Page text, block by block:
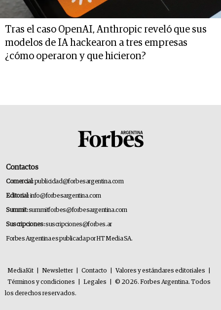
Tras el caso OpenAI, Anthropic reveló que sus
modelos de IA hackearon a tres empresas
¿cómo operaron y que hicieron?
Contactos
Comercial:publicidad@forbesargentina.com
Editorial:info@forbesargentina.com
Summit:summitforbes@forbesargentina.com
Suscripciones:suscripciones@forbes.ar
Forbes Argentina es publicada por HT Media SA.
MediaKit Newsletter Contacto Valores y estándares editoriales
Términos y condiciones
Legales
© 2026. Forbes Argentina. Todos
los derechos reservados.